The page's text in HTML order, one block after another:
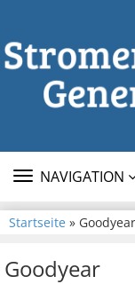
TOGGLE
NAVIGATION
Startseite » Goodyear
Goodyear